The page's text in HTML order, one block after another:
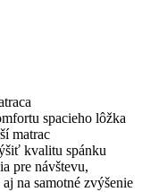
spacieho lôžka
matrac
kvalitu spánku
pre návštevu,
na samotné zvýšenie